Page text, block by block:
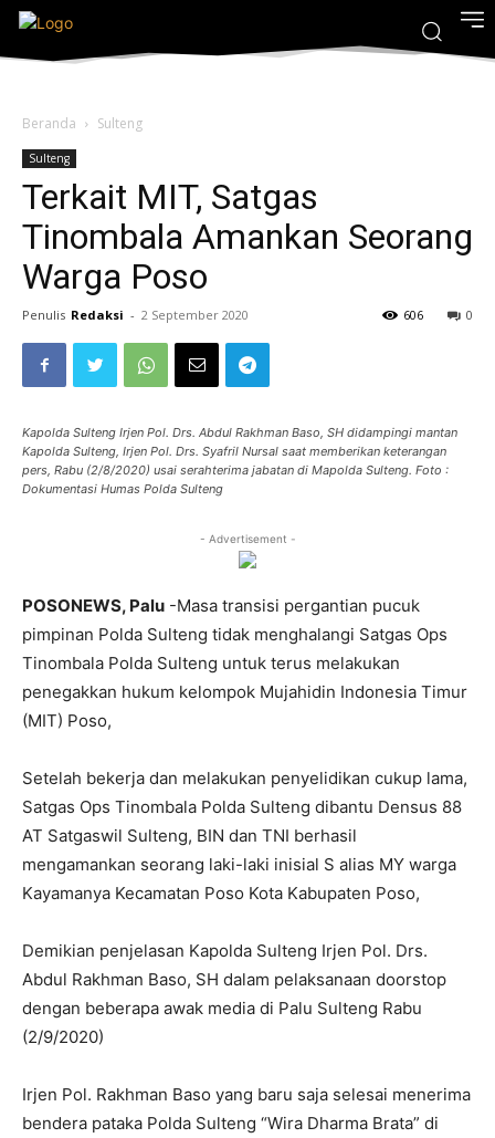
Beranda Sulteng
Sulteng
Terkait MIT, Satgas
Tinombala Amankan Seorang
Warga Poso
Penulis Redaksi - 2 September 2020 0
606
Kapolda Sulteng Irjen Pol. Drs. Abdul Rakhman Baso, SH didampingi mantan
Kapolda Sulteng, Irjen Pol. Drs. Syafril Nursal saat memberikan keterangan
pers, Rabu (2/8/2020) usai serahterima jabatan di Mapolda Sulteng. Foto :
Dokumentasi Humas Polda Sulteng
- Advertisement -
POSONEWS, Palu -Masa transisi pergantian pucuk
pimpinan Polda Sulteng tidak menghalangi Satgas Ops
Tinombala Polda Sulteng untuk terus melakukan
penegakkan hukum kelompok Mujahidin Indonesia Timur
(MIT) Poso,
Setelah bekerja dan melakukan penyelidikan cukup lama,
Satgas Ops Tinombala Polda Sulteng dibantu Densus 88
AT Satgaswil Sulteng, BIN dan TNI berhasil
mengamankan seorang laki-laki inisial S alias MY warga
Kayamanya Kecamatan Poso Kota Kabupaten Poso,
Demikian penjelasan Kapolda Sulteng Irjen Pol. Drs.
Abdul Rakhman Baso, SH dalam pelaksanaan doorstop
dengan beberapa awak media di Palu Sulteng Rabu
(2/9/2020)
Irjen Pol. Rakhman Baso yang baru saja selesai menerima
bendera pataka Polda Sulteng “Wira Dharma Brata” di